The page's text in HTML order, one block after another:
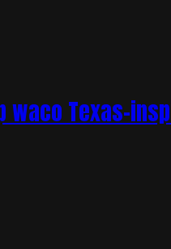
waco Texas-